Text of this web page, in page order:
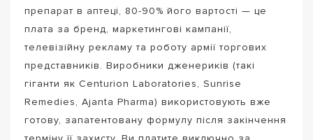
препарат в аптеці, 80-90% його вартості — це
плата за бренд, маркетингові кампанії,
телевізійну рекламу та роботу армії торгових
представників. Виробники дженериків (такі
гіганти як Centurion Laboratories, Sunrise
Remedies, Ajanta Pharma) використовують вже
готову, запатентовану формулу після закінчення